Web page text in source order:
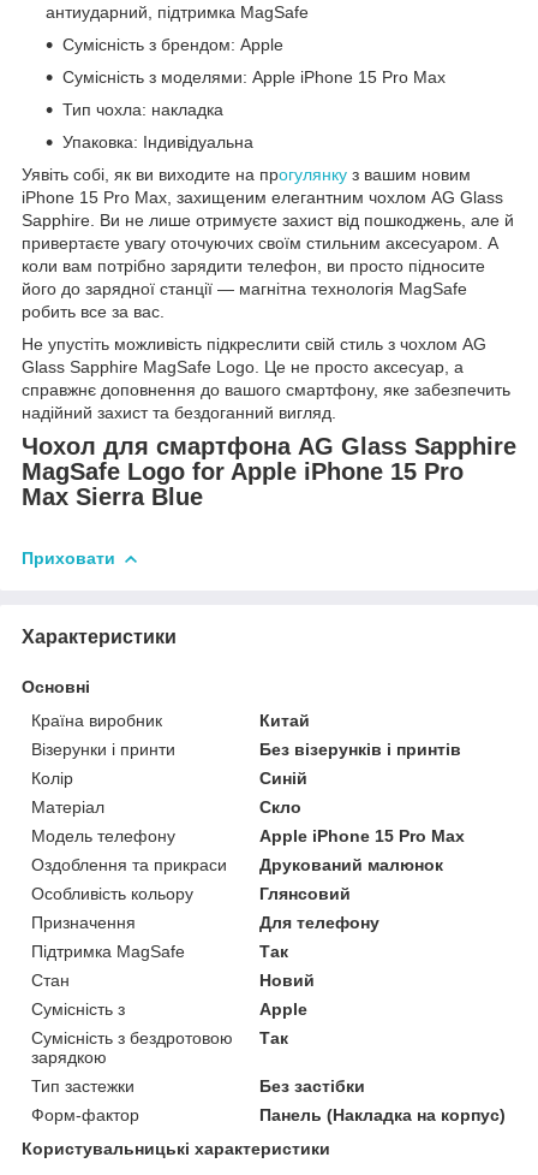
антиударний, підтримка MagSafe
Сумісність з брендом: Apple
Сумісність з моделями: Apple iPhone 15 Pro Max
Тип чохла: накладка
Упаковка: Індивідуальна
Уявіть собі, як ви виходите на прогулянку з вашим новим
iPhone 15 Pro Max, захищеним елегантним чохлом AG Glass
Sapphire. Ви не лише отримуєте захист від пошкоджень, але й
привертаєте увагу оточуючих своїм стильним аксесуаром. А
коли вам потрібно зарядити телефон, ви просто підносите
його до зарядної станції — магнітна технологія MagSafe
робить все за вас.
Не упустіть можливість підкреслити свій стиль з чохлом AG
Glass Sapphire MagSafe Logo. Це не просто аксесуар, а
справжнє доповнення до вашого смартфону, яке забезпечить
надійний захист та бездоганний вигляд.
Чохол для смартфона AG Glass Sapphire
MagSafe Logo for Apple iPhone 15 Pro
Max Sierra Blue
Приховати
Характеристики
Основні
Країна виробник
Китай
Візерунки і принти
Без візерунків і принтів
Колір
Синій
Матеріал
Скло
Модель телефону
Apple iPhone 15 Pro Max
Оздоблення та прикраси
Друкований малюнок
Особливість кольору
Глянсовий
Призначення
Для телефону
Підтримка MagSafe
Так
Стан
Новий
Сумісність з
Apple
Сумісність з бездротовою
зарядкою
Так
Тип застежки
Без застібки
Форм-фактор
Панель (Накладка на корпус)
Користувальницькі характеристики